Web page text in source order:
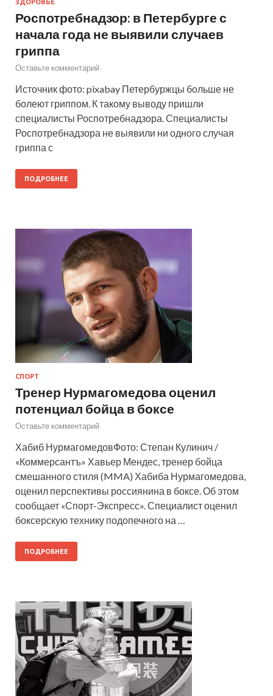
ЗДОРОВЬЕ
Роспотребнадзор: в Петербурге с
начала года не выявили случаев
гриппа
Оставьте комментарий
Источник фото: pixabay Петербуржцы больше не
болеют гриппом. К такому выводу пришли
специалисты Роспотребнадзора. Специалисты
Роспотребнадзора не выявили ни одного случая
гриппа с
ПОДРОБНЕЕ
СПОРТ
Тренер Нурмагомедова оценил
потенциал бойца в боксе
Оставьте комментарий
Хабиб НурмагомедовФото: Степан Кулинич /
«Коммерсантъ» Хавьер Мендес, тренер бойца
смешанного стиля (MMA) Хабиба Нурмагомедова,
оценил перспективы россиянина в боксе. Об этом
сообщает «Спорт-Экспресс». Специалист оценил
боксерскую технику подопечного на …
ПОДРОБНЕЕ